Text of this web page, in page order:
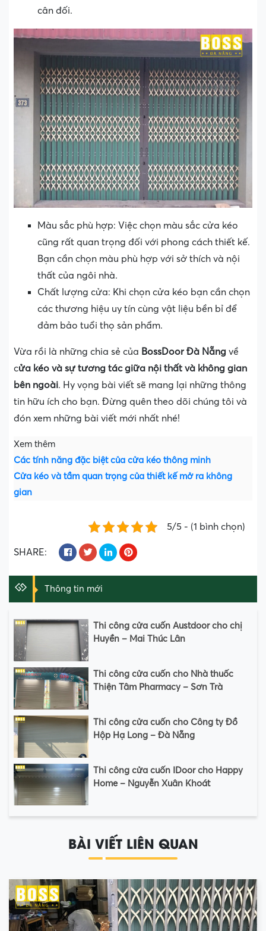
cân đối.
Màu sắc phù hợp: Việc chọn màu sắc cửa kéo
cũng rất quan trọng đối với phong cách thiết kế.
Bạn cần chọn màu phù hợp với sở thích và nội
thất của ngôi nhà.
Chất lượng cửa: Khi chọn cửa kéo bạn cần chọn
các thương hiệu uy tín cùng vật liệu bền bỉ để
đảm bảo tuổi thọ sản phẩm.
Vừa rồi là những chia sẻ của BossDoor Đà Nẵng về
cửa kéo và sự tương tác giữa nội thất và không gian
bên ngoài. Hy vọng bài viết sẽ mang lại những thông
tin hữu ích cho bạn. Đừng quên theo dõi chúng tôi và
đón xem những bài viết mới nhất nhé!
Xem thêm
Các tính năng đặc biệt của cửa kéo thông minh
Cửa kéo và tầm quan trọng của thiết kế mở ra không
gian
5/5 - (1 bình chọn)
SHARE:
Thông tin mới
Thi công cửa cuốn Austdoor cho chị
Huyền – Mai Thúc Lân
Thi công cửa cuốn cho Nhà thuốc
Thiện Tâm Pharmacy – Sơn Trà
Thi công cửa cuốn cho Công ty Đồ
Hộp Hạ Long – Đà Nẵng
Thi công cửa cuốn IDoor cho Happy
Home – Nguyễn Xuân Khoát
BÀI VIẾT LIÊN QUAN